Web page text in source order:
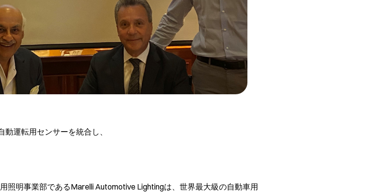
運転用センサーを統合し、
照明事業部であるMarelli Automotive Lightingは、世界最大級の自動車用